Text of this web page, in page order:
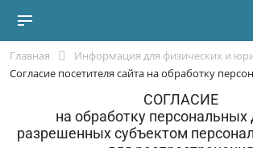
Главная
Информация для физических и
Согласие посетителя сайта на обработку
СОГЛАСИЕ
на обработку персональных
разрешенных субъектом